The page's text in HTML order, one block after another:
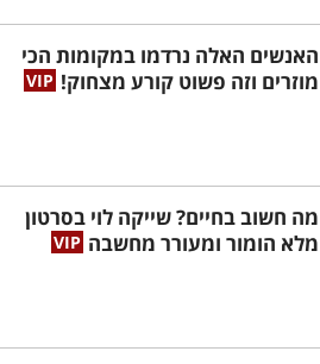
האנשים האלה נרדמו במקומות הכי
מוזרים וזה פשוט קורע מצחוק!
מה חשוב בחיים? שייקה לוי בסרטון
מלא הומור ומעורר מחשבה